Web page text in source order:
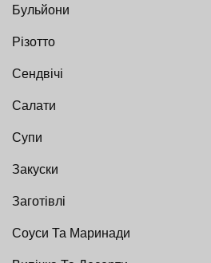
Бульйони
Різотто
Сендвічі
Салати
Супи
Закуски
Заготівлі
Соуси Та Маринади